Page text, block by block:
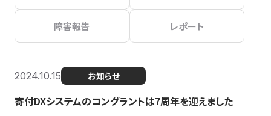
障害報告 レポート
2024.10.15 お知らせ
寄付DXシステムのコングラントは7周年を迎えました